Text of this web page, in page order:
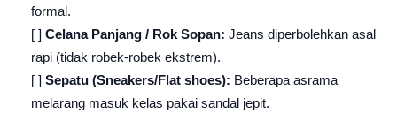
formal.
[ ] Celana Panjang / Rok Sopan: Jeans diperbolehkan asal
rapi (tidak robek-robek ekstrem).
[ ] Sepatu (Sneakers/Flat shoes): Beberapa asrama
melarang masuk kelas pakai sandal jepit.